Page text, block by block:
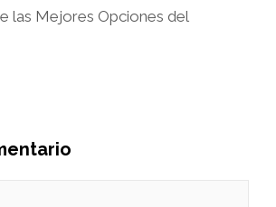
las Mejores Opciones del